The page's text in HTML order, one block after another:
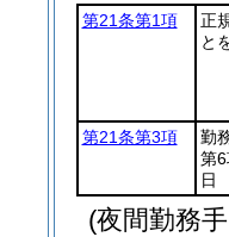
第21条第1項
正
と
第21条第3項
勤
第
日
(夜間勤務